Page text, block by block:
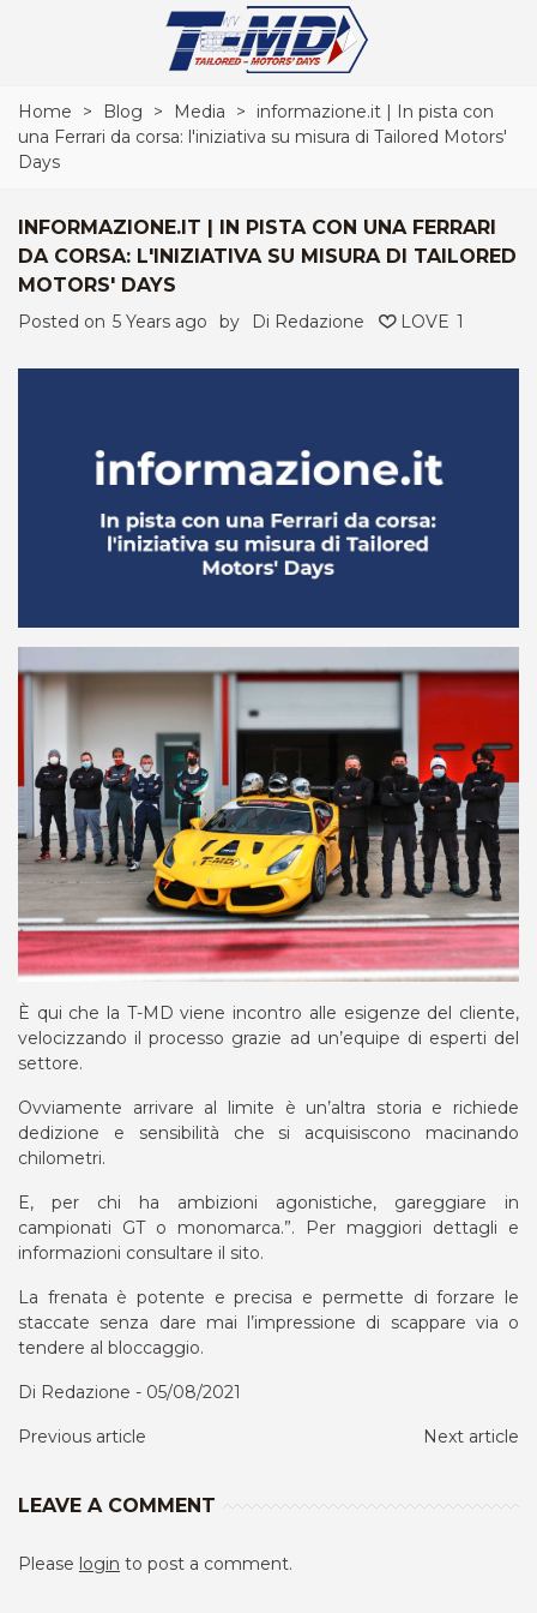
Home > Blog > Media >
informazione.it | In pista con
una Ferrari da corsa: l'iniziativa su misura di Tailored Motors'
Days
INFORMAZIONE.IT | IN PISTA CON UNA FERRARI
DA CORSA: L'INIZIATIVA SU MISURA DI TAILORED
MOTORS' DAYS
Posted on 5 Years ago by Di Redazione LOVE 1
È qui che la T-MD viene incontro alle esigenze del cliente,
velocizzando il processo grazie ad un’equipe di esperti del
settore.
Ovviamente arrivare al limite è un’altra storia e richiede
dedizione e sensibilità che si acquisiscono macinando
chilometri.
E, per chi ha ambizioni agonistiche, gareggiare in
campionati GT o monomarca.”. Per maggiori dettagli e
informazioni consultare il sito.
La frenata è potente e precisa e permette di forzare le
staccate senza dare mai l’impressione di scappare via o
tendere al bloccaggio.
Di Redazione - 05/08/2021
Previous article Next article
LEAVE A COMMENT
Please login to post a comment.